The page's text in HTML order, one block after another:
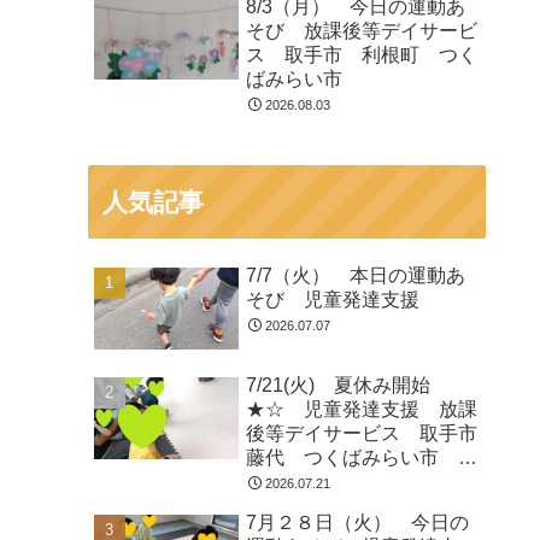
8/3（月） 今日の運動あ
そび 放課後等デイサービ
ス 取手市 利根町 つく
ばみらい市
2026.08.03
人気記事
7/7（火） 本日の運動あ
そび 児童発達支援
2026.07.07
7/21(火) 夏休み開始
★☆ 児童発達支援 放課
後等デイサービス 取手市
藤代 つくばみらい市 龍
ヶ崎2026.07.21
7月２８日（火） 今日の